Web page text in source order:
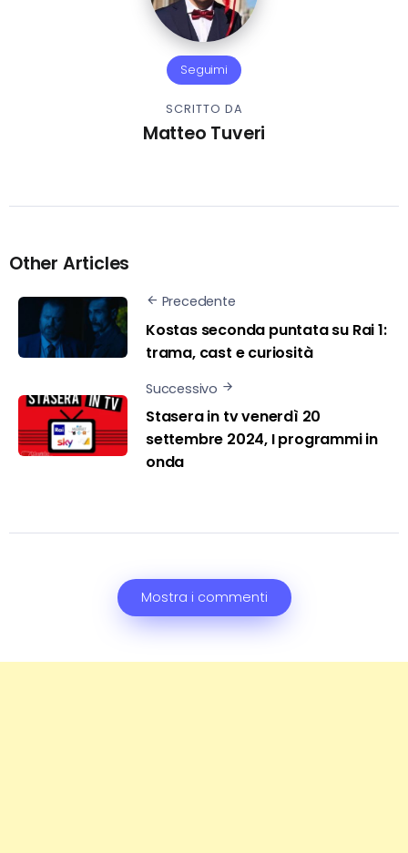
Seguimi
SCRITTO DA
Matteo Tuveri
Other Articles
Precedente
Kostas seconda puntata su Rai 1:
trama, cast e curiosità
Successivo
Stasera in tv venerdì 20
settembre 2024, I programmi in
onda
Mostra i commenti